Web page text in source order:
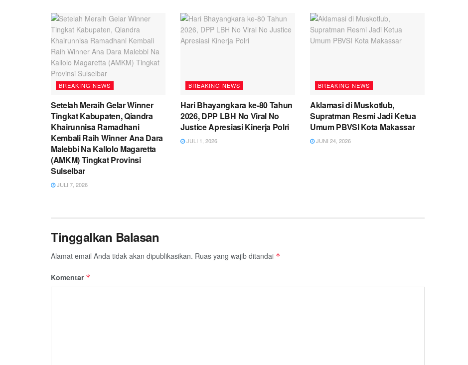
BREAKING NEWS
Setelah Meraih Gelar Winner
Tingkat Kabupaten, Qiandra
Khairunnisa Ramadhani
Kembali Raih Winner Ana Dara
Malebbi Na Kallolo Magaretta
(AMKM) Tingkat Provinsi
Sulselbar
JULI 7, 2026
BREAKING NEWS
Hari Bhayangkara ke-80 Tahun
2026, DPP LBH No Viral No
Justice Apresiasi Kinerja Polri
JULI 1, 2026
BREAKING NEWS
Aklamasi di Muskotlub,
Supratman Resmi Jadi Ketua
Umum PBVSI Kota Makassar
JUNI 24, 2026
Tinggalkan Balasan
Alamat email Anda tidak akan dipublikasikan. Ruas yang wajib ditandai *
Komentar *